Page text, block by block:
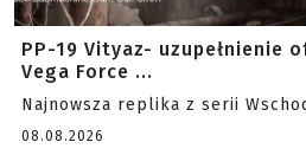
PP-19 Vityaz- uzupełnienie
Vega Force ...
Najnowsza replika z serii
08.08.2026